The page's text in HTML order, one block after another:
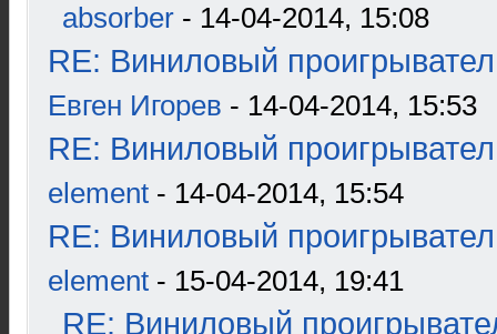
absorber - 14-04-2014, 15:08
RE: Виниловый
Евген Игорев - 14-04-2014, 15:53
RE: Виниловый
element - 14-04-2014, 15:54
RE: Виниловый
element - 15-04-2014, 19:41
RE: Виниловый